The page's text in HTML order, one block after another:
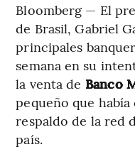
Bloomberg — El
de Brasil, Gabriel
principales
semana en su
la venta de Banco
pequeño que
respaldo de la red
país.